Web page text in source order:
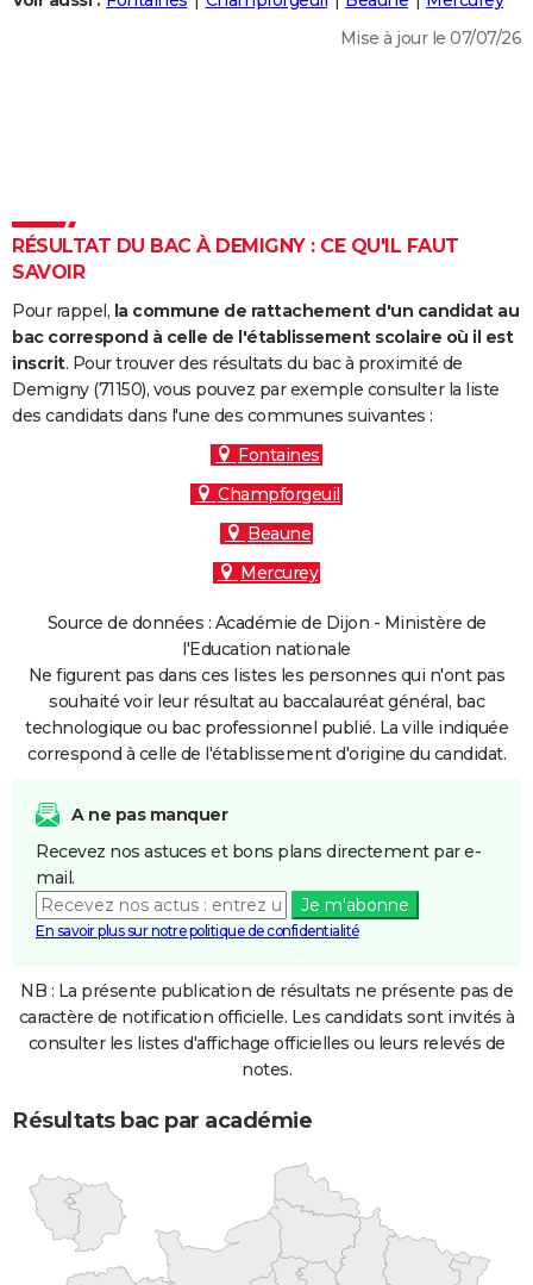
DICTIONNAIRE
Dictionnaire
Biographies
Citations
Expressions
Proverbes
PROGRAMME TV
COPAINS D'AVANT
S'inscrire
Se connecter
Lycées
Collèges
Primaires
Universités
Entreprises
Service militaire
Avis de recherche
AVIS DE DÉCÈS
FORUM
Mise à jour le 07/07/26
RÉSULTAT DU BAC À DEMIGNY : CE QU'IL FAUT
SAVOIR
Pour rappel, la commune de rattachement d'un candidat au
bac correspond à celle de l'établissement scolaire où il est
inscrit. Pour trouver des résultats du bac à proximité de
Demigny (71150), vous pouvez par exemple consulter la liste
des candidats dans l'une des communes suivantes :
Fontaines
Champforgeuil
Beaune
Mercurey
Source de données : Académie de Dijon - Ministère de
l'Education nationale
Ne figurent pas dans ces listes les personnes qui n'ont pas
souhaité voir leur résultat au baccalauréat général, bac
technologique ou bac professionnel publié. La ville indiquée
correspond à celle de l'établissement d'origine du candidat.
A ne pas manquer
Recevez nos astuces et bons plans directement par e-
mail.
Je m'abonne
En savoir plus sur notre politique de confidentialité
NB : La présente publication de résultats ne présente pas de
caractère de notification officielle. Les candidats sont invités à
consulter les listes d'affichage officielles ou leurs relevés de
notes.
Résultats bac par académie